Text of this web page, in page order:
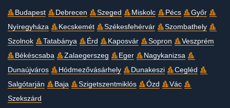
Budapest Debrecen Szeged Miskolc Pécs
Győr
Nyíregyháza
Kecskemét Székesfehérvár
Szombathely
Szolnok
Tatabánya Érd Kaposvár Sopron
Veszprém
Békéscsaba
Zalaegerszeg Eger
Nagykanizsa
Dunaújváros
Hódmezővásárhely Dunakeszi
Cegléd
Salgótarján
Baja Szigetszentmiklós Ózd
Vác
Szekszárd